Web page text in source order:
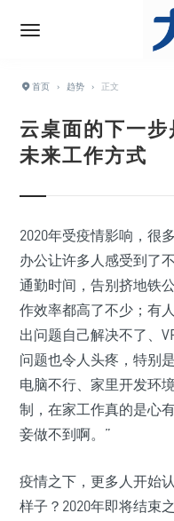
首页 › 趋势 › 正文
云桌面的下一
未来工作方式
2020年受疫情影响，很
办公让许多人感受到了
通勤时间，告别挤地铁
作效率都高了不少；有
出问题自己解决不了、
问题也令人头疼，特别
电脑不行、家里开发环
制，在家工作真的是心
妾做不到啊。”
疫情之下，更多人开始
样子？2020年即将结束